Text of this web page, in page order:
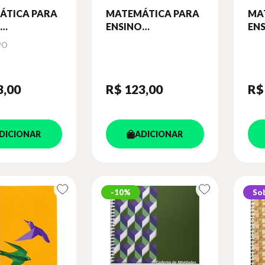
PARA
- 9º
,00
MATEMÁTICA PARA
ENSINO
R$ 123,00
ADICIONAR
10%